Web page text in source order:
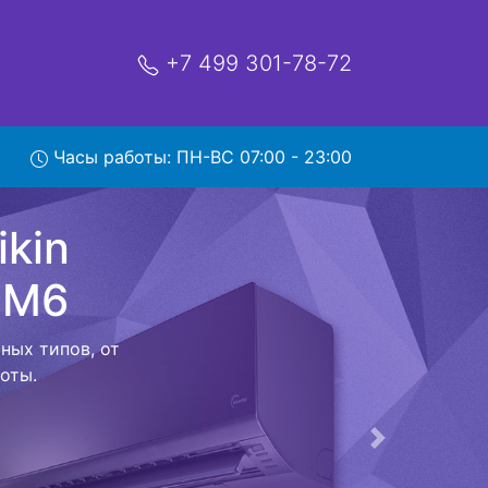
+7 499 301-78-72
Часы работы: ПН-ВС 07:00 - 23:00
которая
в
с
в сервисный
к работе
Следующая